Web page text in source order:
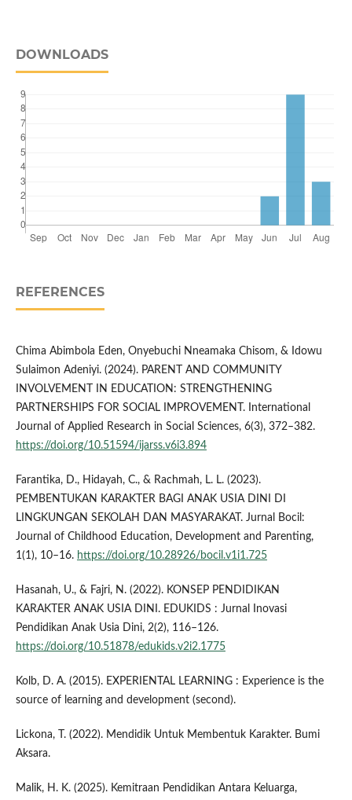
DOWNLOADS
REFERENCES
Chima Abimbola Eden, Onyebuchi Nneamaka Chisom, & Idowu
Sulaimon Adeniyi. (2024). PARENT AND COMMUNITY
INVOLVEMENT IN EDUCATION: STRENGTHENING
PARTNERSHIPS FOR SOCIAL IMPROVEMENT. International
Journal of Applied Research in Social Sciences, 6(3), 372–382.
https://doi.org/10.51594/ijarss.v6i3.894
Farantika, D., Hidayah, C., & Rachmah, L. L. (2023).
PEMBENTUKAN KARAKTER BAGI ANAK USIA DINI DI
LINGKUNGAN SEKOLAH DAN MASYARAKAT. Jurnal Bocil:
Journal of Childhood Education, Development and Parenting,
1(1), 10–16. https://doi.org/10.28926/bocil.v1i1.725
Hasanah, U., & Fajri, N. (2022). KONSEP PENDIDIKAN
KARAKTER ANAK USIA DINI. EDUKIDS : Jurnal Inovasi
Pendidikan Anak Usia Dini, 2(2), 116–126.
https://doi.org/10.51878/edukids.v2i2.1775
Kolb, D. A. (2015). EXPERIENTAL LEARNING : Experience is the
source of learning and development (second).
Lickona, T. (2022). Mendidik Untuk Membentuk Karakter. Bumi
Aksara.
Malik, H. K. (2025). Kemitraan Pendidikan Antara Keluarga,